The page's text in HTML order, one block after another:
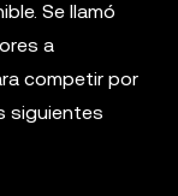
Se llamó
a
competir por
siguientes